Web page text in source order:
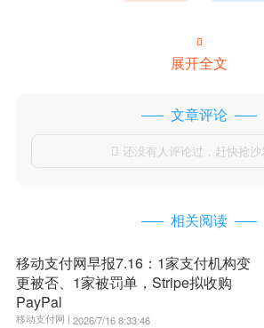

展开全文
文章评论
 还没有人评论过，赶快抢沙
相关阅读
移动支付网早报7.16：1家支付机构变
更被否、1家被罚单，Stripe拟收购
PayPal
移动支付网 | 2026/7/16 8:33:46